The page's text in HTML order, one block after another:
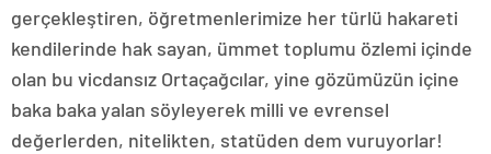
gerçekleştiren, öğretmenlerimize her türlü hakareti
kendilerinde hak sayan, ümmet toplumu özlemi içinde
olan bu vicdansız Ortaçağcılar, yine gözümüzün içine
baka baka yalan söyleyerek milli ve evrensel
değerlerden, nitelikten, statüden dem vuruyorlar!